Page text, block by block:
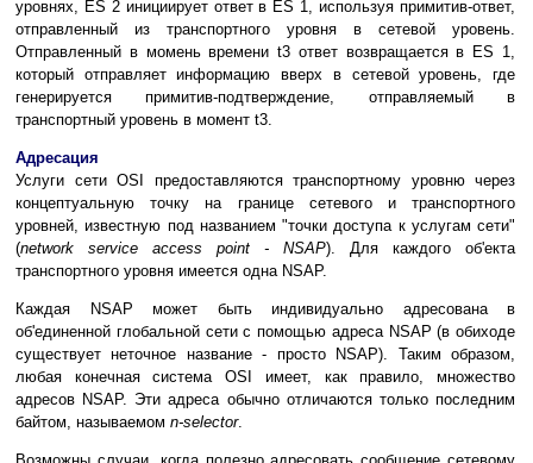
уровнях, ES 2 инициирует ответ в ES 1, используя примитив-ответ,
отправленный из транспортного уровня в сетевой уровень.
Отправленный в момень времени t3 ответ возвращается в ES 1,
который отправляет информацию вверх в сетевой уровень, где
генерируется примитив-подтверждение, отправляемый в
транспортный уровень в момент t3.
Адресация
Услуги сети OSI предоставляются транспортному уровню через
концептуальную точку на границе сетевого и транспортного
уровней, известную под названием "точки доступа к услугам сети"
(network service access point - NSAP). Для каждого об'екта
транспортного уровня имеется одна NSAP.
Каждая NSAP может быть индивидуально адресована в
об'единенной глобальной сети с помощью адреса NSAP (в обиходе
существует неточное название - просто NSAP). Таким образом,
любая конечная система OSI имеет, как правило, множество
адресов NSAP. Эти адреса обычно отличаются только последним
байтом, называемом n-selector.